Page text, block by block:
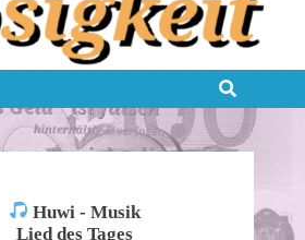
Huwi - Musik
Lied des Tages